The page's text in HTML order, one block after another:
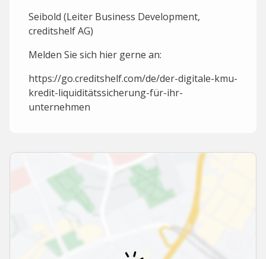
Seibold (Leiter Business Development,
creditshelf AG)
Melden Sie sich hier gerne an:
https://go.creditshelf.com/de/der-digitale-kmu-
kredit-liquiditätssicherung-für-ihr-
unternehmen